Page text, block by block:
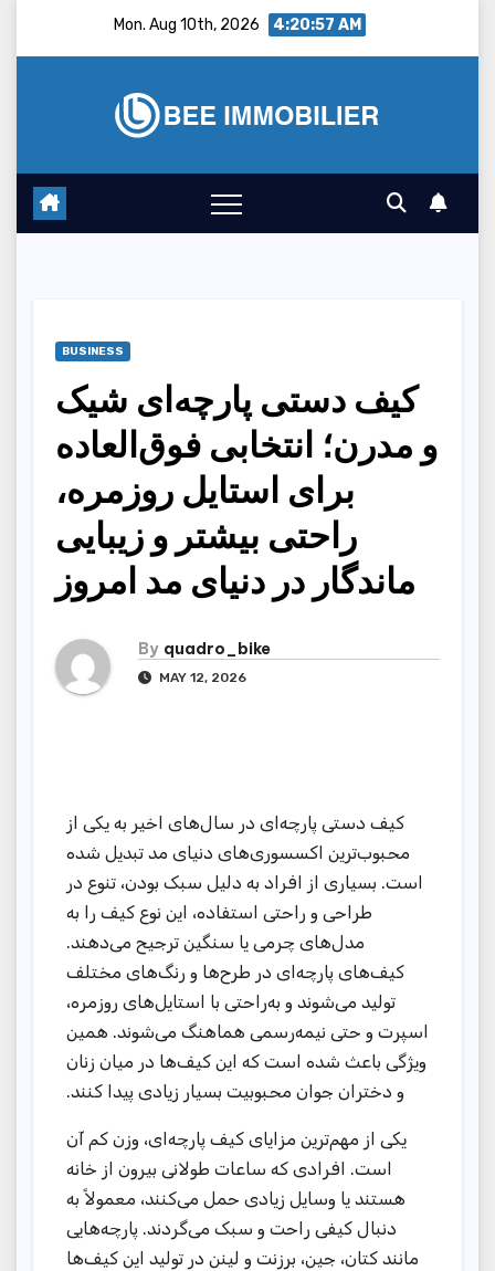
Mon. Aug 10th, 2026 4:20:58 AM
BUSINESS
کیف‌ دستی پارچه‌ای شیک
و مدرن؛ انتخابی فوق‌العاده
برای استایل روزمره،
راحتی بیشتر و زیبایی
ماندگار در دنیای مد امروز
By quadro_bike
MAY 12, 2026
کیف‌ دستی پارچه‌ای در سال‌های اخیر به یکی از
محبوب‌ترین اکسسوری‌های دنیای مد تبدیل شده
است. بسیاری از افراد به دلیل سبک بودن، تنوع در
طراحی و راحتی استفاده، این نوع کیف را به
مدل‌های چرمی یا سنگین ترجیح می‌دهند.
کیف‌های پارچه‌ای در طرح‌ها و رنگ‌های مختلف
تولید می‌شوند و به‌راحتی با استایل‌های روزمره،
اسپرت و حتی نیمه‌رسمی هماهنگ می‌شوند. همین
ویژگی باعث شده است که این کیف‌ها در میان زنان
و دختران جوان محبوبیت بسیار زیادی پیدا کنند.
یکی از مهم‌ترین مزایای کیف پارچه‌ای، وزن کم آن
است. افرادی که ساعات طولانی بیرون از خانه
هستند یا وسایل زیادی حمل می‌کنند، معمولاً به
دنبال کیفی راحت و سبک می‌گردند. پارچه‌هایی
مانند کتان، جین، برزنت و لینن در تولید این کیف‌ها